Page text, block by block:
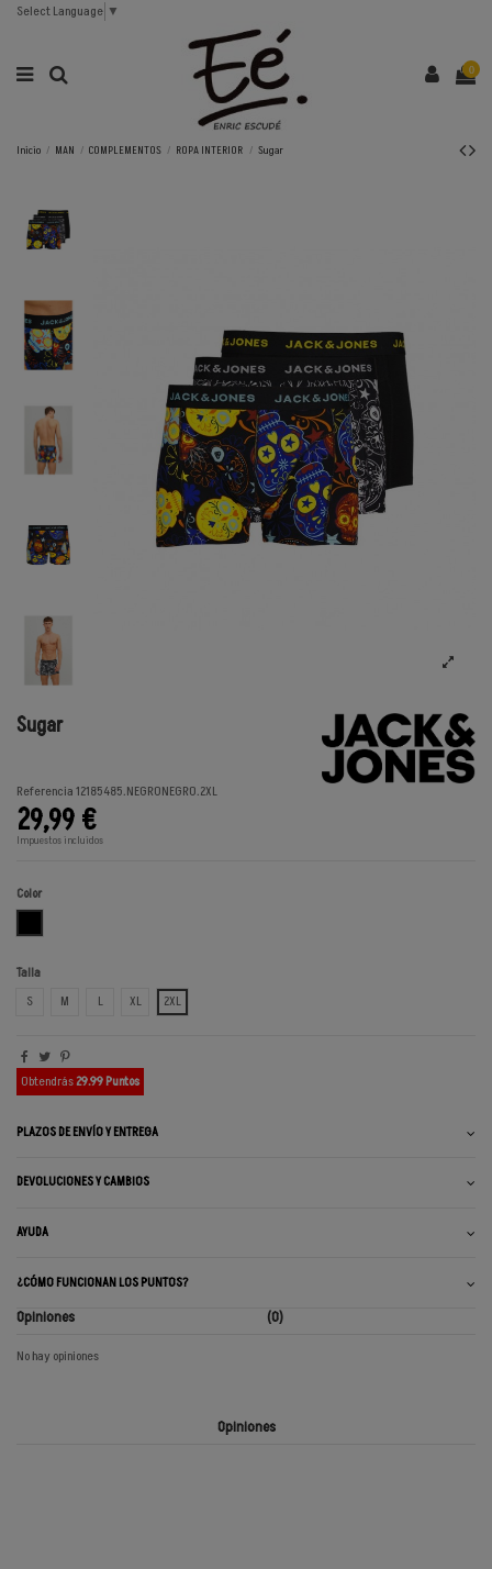
Select Language ▼
0
Inicio MAN COMPLEMENTOS ROPA INTERIOR Sugar
Sugar
Referencia12185485.NEGRONEGRO.2XL
29,99 €
Impuestos incluidos
Color
Talla
S
M L XL 2XL
Obtendrás29.99 Puntos
PLAZOS DE ENVÍO Y ENTREGA
DEVOLUCIONES Y CAMBIOS
AYUDA
¿CÓMO FUNCIONAN LOS PUNTOS?
Opiniones (0)
No hay opiniones
Opiniones